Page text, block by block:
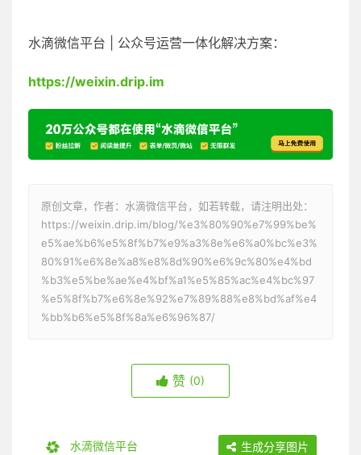
水滴微信平台 | 公众号运营一体化解决方案：
https://weixin.drip.im
原创文章，作者：水滴微信平台，如若转载，请注明出处：
https://weixin.drip.im/blog/%e3%80%90%e7%99%be%
e5%ae%b6%e5%8f%b7%e9%a3%8e%e6%a0%bc%e3%
80%91%e6%8e%a8%e8%8d%90%e6%9c%80%e4%bd
%b3%e5%be%ae%e4%bf%a1%e5%85%ac%e4%bc%97
%e5%8f%b7%e6%8e%92%e7%89%88%e8%bd%af%e4
%bb%b6%e5%8f%8a%e6%96%87/
赞 (0)
水滴微信平台 生成分享图片